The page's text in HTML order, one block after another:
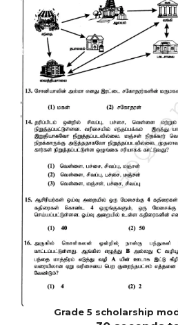
Grade 5 scholarship